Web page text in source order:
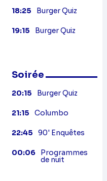
18:25 Burger Quiz
19:15 Burger Quiz
Soirée
20:15 Burger Quiz
21:15 Columbo
22:45 90' Enquêtes
00:06 Programmes
de nuit